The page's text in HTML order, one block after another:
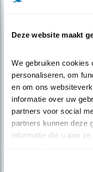
Deze website maakt
We gebruiken cookies
personaliseren, om
en om ons
informatie over uw
partners voor social
partners kunnen deze
informatie die u aan
over vogels en